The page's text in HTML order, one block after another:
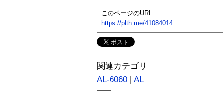
このページのURL
https://plth.me/41084014
関連カテゴリ
AL-6060 | AL